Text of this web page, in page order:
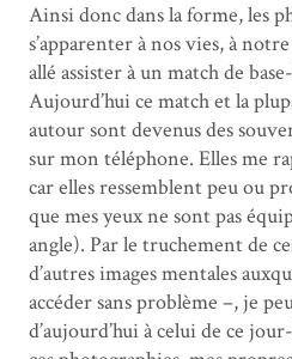
Ainsi donc dans la forme, les
s’apparenter à nos vies, à
allé assister à un match de
Aujourd’hui ce match et la
autour sont devenus des
sur mon téléphone. Elles me
car elles ressemblent peu ou
que mes yeux ne sont pas
angle). Par le truchement de
d’autres images mentales
accéder sans problème –, je
d’aujourd’hui à celui de ce